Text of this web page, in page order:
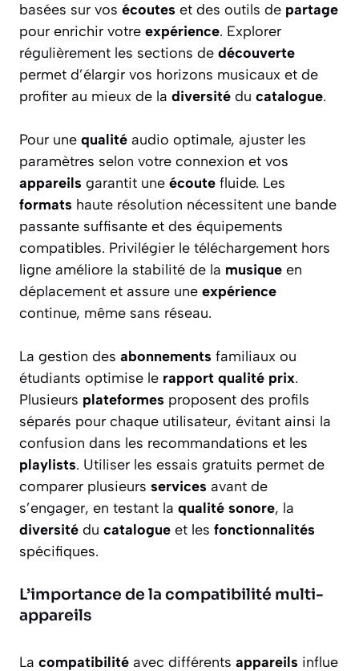
basées sur vos écoutes et des outils de partage
pour enrichir votre expérience. Explorer
régulièrement les sections de découverte
permet d’élargir vos horizons musicaux et de
profiter au mieux de la diversité du catalogue.
Pour une qualité audio optimale, ajuster les
paramètres selon votre connexion et vos
appareils garantit une écoute fluide. Les
formats haute résolution nécessitent une bande
passante suffisante et des équipements
compatibles. Privilégier le téléchargement hors
ligne améliore la stabilité de la musique en
déplacement et assure une expérience
continue, même sans réseau.
La gestion des abonnements familiaux ou
étudiants optimise le rapport qualité prix.
Plusieurs plateformes proposent des profils
séparés pour chaque utilisateur, évitant ainsi la
confusion dans les recommandations et les
playlists. Utiliser les essais gratuits permet de
comparer plusieurs services avant de
s’engager, en testant la qualité sonore, la
diversité du catalogue et les fonctionnalités
spécifiques.
L’importance de la compatibilité multi-
appareils
La compatibilité avec différents appareils influe